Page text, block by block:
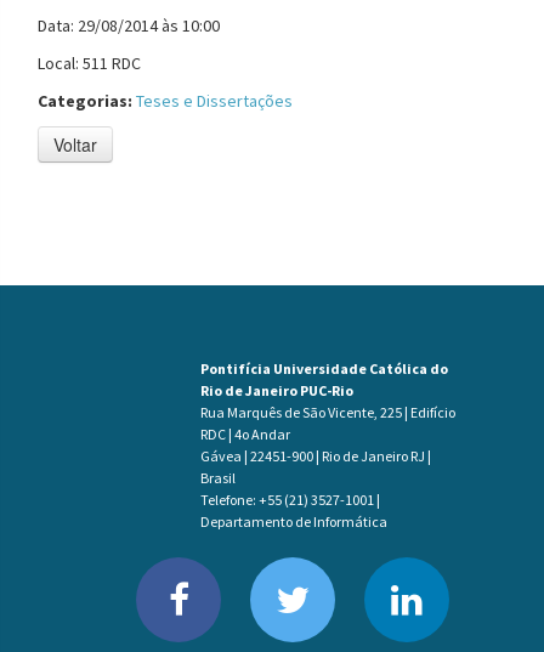
Data: 29/08/2014 às 10:00
Local: 511 RDC
Categorias: Teses e Dissertações
Voltar
Pontifícia Universidade Católica do
Rio de Janeiro PUC-Rio
Rua Marquês de São Vicente, 225 | Edifício
RDC | 4o Andar
Gávea | 22451-900 | Rio de Janeiro RJ |
Brasil
Telefone: +55 (21) 3527-1001 |
Departamento de Informática